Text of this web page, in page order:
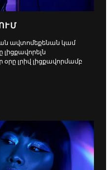
ավտոմեքենան կամ
լրիվ լիցքավորմամբ